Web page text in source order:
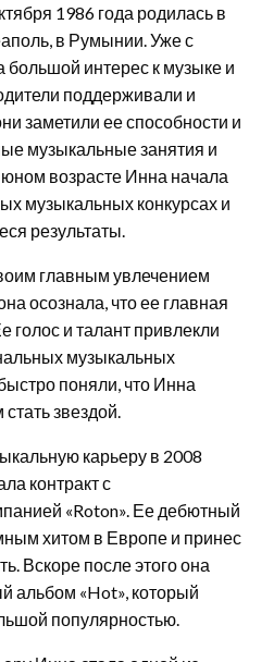
1986 года родилась в
в Румынии. Уже с
большой интерес к музыке и
поддерживали и
заметили ее способности и
музыкальные занятия и
возрасте Инна начала
музыкальных конкурсах и
результаты.
главным увлечением
осознала, что ее главная
голос и талант привлекли
музыкальных
поняли, что Инна
звездой.
карьеру в 2008
контракт с
«Roton». Ее дебютный
хитом в Европе и принес
Вскоре после этого она
альбом «Hot», который
популярностью.